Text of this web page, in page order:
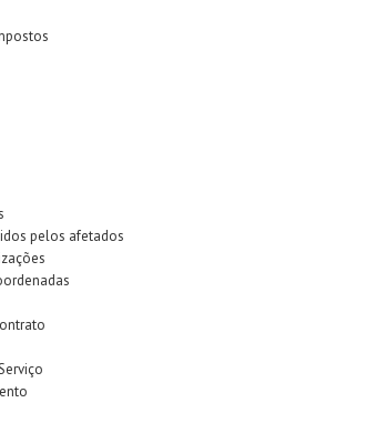
pelos afetados